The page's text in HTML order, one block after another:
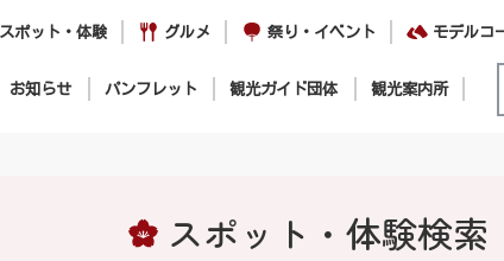
スポット・体験 グルメ 祭り・イベント モデルコ
お知らせ パンフレット 観光ガイド団体 観光案内所
スポット・体験検索